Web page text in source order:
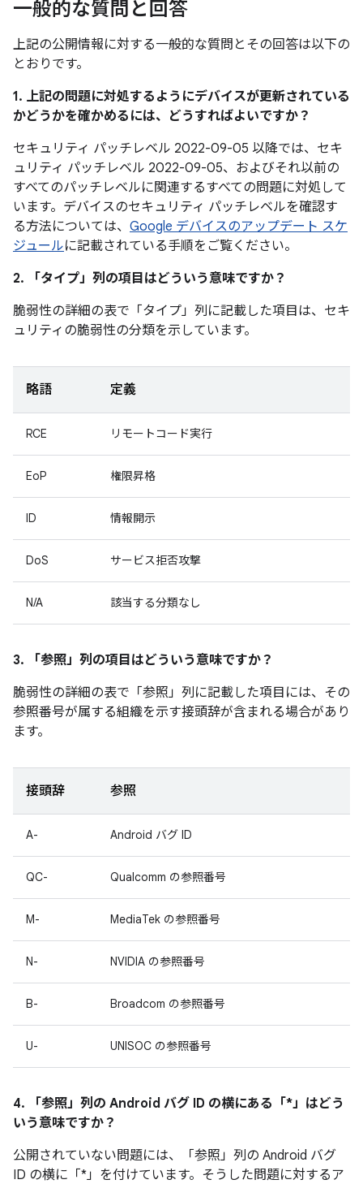
一般的な質問と回答
上記の公開情報に対する一般的な質問とその回答は以下の
とおりです。
1. 上記の問題に対処するようにデバイスが更新されている
かどうかを確かめるには、どうすればよいですか？
セキュリティ パッチレベル 2022-09-05 以降では、セキ
ュリティ パッチレベル 2022-09-05、およびそれ以前の
すべてのパッチレベルに関連するすべての問題に対処して
います。デバイスのセキュリティ パッチレベルを確認す
る方法については、 Google デバイスのアップデート スケ
ジュールに記載されている手順をご覧ください。
2. 「タイプ」 列の項目はどういう意味ですか？
脆弱性の詳細の表で「タイプ」 列に記載した項目は、セキ
ュリティの脆弱性の分類を示しています。
略語 定義
RCE リモートコード実行
EoP 権限昇格
ID 情報開示
DoS サービス拒否攻撃
N/A 該当する分類なし
3. 「参照」 列の項目はどういう意味ですか？
脆弱性の詳細の表で「参照」 列に記載した項目には、その
参照番号が属する組織を示す接頭辞が含まれる場合があり
ます。
接頭辞 参照
A- Android バグ ID
QC- Qualcomm の参照番号
M- MediaTek の参照番号
N- NVIDIA の参照番号
B- Broadcom の参照番号
U- UNISOC の参照番号
4. 「参照」 列の Android バグ ID の横にある「*」はどう
いう意味ですか？
公開されていない問題には、「参照」 列の Android バグ
ID の横に「*」を付けています。そうした問題に対するア